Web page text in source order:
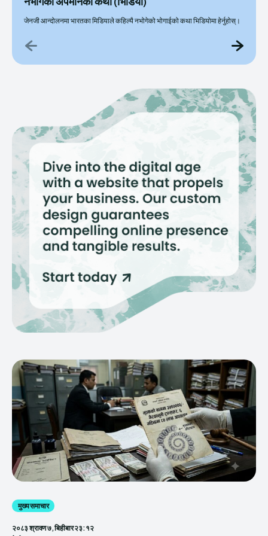
जेनजी आन्दोलनमा भारतका मिडियाले कहिल्यै नभोगेको भोगाईको कथा भिडियोमा हेर्नुहोस्।
मुख्य समाचार
२०८३ श्रावण ७, बिहीबार २३:१२